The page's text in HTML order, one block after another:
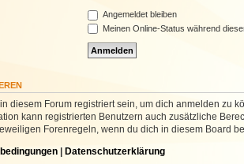
Angemeldet bleiben
Meinen Online-Status während
diesem Forum registriert sein, um dich anmelden zu
kann registrierten Benutzern auch zusätzliche
Forenregeln, wenn du dich in diesem Board
| Datenschutzerklärung